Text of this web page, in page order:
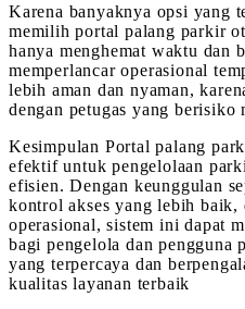
Karena banyaknya opsi yang
memilih portal palang parkir
hanya menghemat waktu dan
memperlancar operasional
lebih aman dan nyaman,
dengan petugas yang berisiko
Kesimpulan Portal palang
efektif untuk pengelolaan
efisien. Dengan keunggulan
kontrol akses yang lebih baik,
operasional, sistem ini dapat
bagi pengelola dan pengguna
yang terpercaya dan
kualitas layanan terbaik